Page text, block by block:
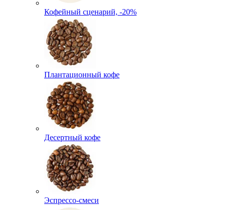
Кофейный сценарий, -20%
Плантационный кофе
Десертный кофе
Эспрессо-смеси